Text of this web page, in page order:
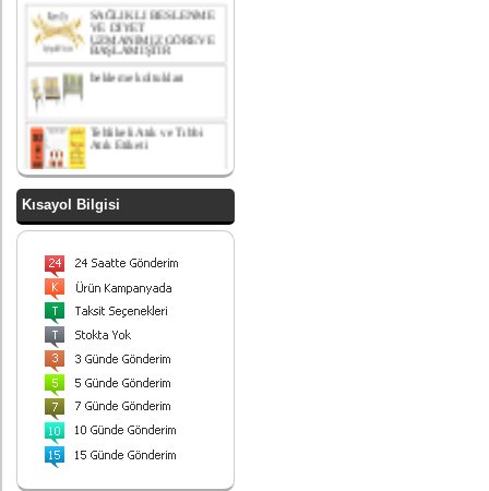
VE DİYET
UZMANIMIZ GÖREVE
BAŞLAMIŞTIR
bekleme koltukları
Atık Etiketi
kapaklı çöp kovası
yatak odası takımı
Paslanmaz Çelik ayrışım
kovası
Endüstriyel Çöp Kovası
Paslanmaz Çelik 90 Lt
430 Kalite
ünitesi
Ayrışım Kovası
Kısayol Bilgisi